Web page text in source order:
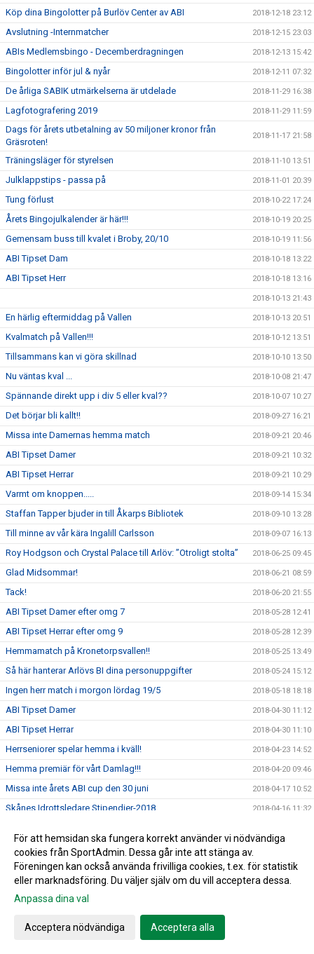
Köp dina Bingolotter på Burlöv Center av ABI 2018-12-18 23:12
Avslutning -Internmatcher 2018-12-15 23:03
ABIs Medlemsbingo - Decemberdragningen 2018-12-13 15:42
Bingolotter inför jul & nyår 2018-12-11 07:32
De årliga SABIK utmärkelserna är utdelade 2018-11-29 16:38
Lagfotografering 2019 2018-11-29 11:59
Dags för årets utbetalning av 50 miljoner kronor från
Gräsroten!
2018-11-17 21:58
Träningsläger för styrelsen 2018-11-10 13:51
Julklappstips - passa på 2018-11-01 20:39
Tung förlust 2018-10-22 17:24
Årets Bingojulkalender är här!!! 2018-10-19 20:25
Gemensam buss till kvalet i Broby, 20/10 2018-10-19 11:56
ABI Tipset Dam 2018-10-18 13:22
ABI Tipset Herr 2018-10-18 13:16
2018-10-13 21:43
En härlig eftermiddag på Vallen 2018-10-13 20:51
Kvalmatch på Vallen!!! 2018-10-12 13:51
Tillsammans kan vi göra skillnad 2018-10-10 13:50
Nu väntas kval ... 2018-10-08 21:47
Spännande direkt upp i div 5 eller kval?? 2018-10-07 10:27
Det börjar bli kallt!! 2018-09-27 16:21
Missa inte Damernas hemma match 2018-09-21 20:46
ABI Tipset Damer 2018-09-21 10:32
ABI Tipset Herrar 2018-09-21 10:29
Varmt om knoppen..... 2018-09-14 15:34
Staffan Tapper bjuder in till Åkarps Bibliotek 2018-09-10 13:28
Till minne av vår kära Ingalill Carlsson 2018-09-07 16:13
Roy Hodgson och Crystal Palace till Arlöv: ”Otroligt stolta” 2018-06-25 09:45
Glad Midsommar! 2018-06-21 08:59
Tack! 2018-06-20 21:55
ABI Tipset Damer efter omg 7 2018-05-28 12:41
ABI Tipset Herrar efter omg 9 2018-05-28 12:39
Hemmamatch på Kronetorpsvallen!! 2018-05-25 13:49
Så här hanterar Arlövs BI dina personuppgifter 2018-05-24 15:12
Ingen herr match i morgon lördag 19/5 2018-05-18 18:18
ABI Tipset Damer 2018-04-30 11:12
ABI Tipset Herrar 2018-04-30 11:10
Herrseniorer spelar hemma i kväll! 2018-04-23 14:52
Hemma premiär för vårt Damlag!!! 2018-04-20 09:46
Missa inte årets ABI cup den 30 juni 2018-04-17 10:52
Skånes Idrottsledare Stipendier-2018 2018-04-16 11:32
Ett rykande färskt ABI blad....
Jim Ringgenberg – ABI:s nytillsatta ungdomskoordinator. 2018-04-04 16:00
Påminnelse - avgift 2018 2018-03-28 14:34
Glöm inte ställa fram klockan ikväll!!!
Arlövs BI - Ravelli
För att hemsidan ska fungera korrekt använder vi nödvändiga
cookies från SportAdmin. Dessa går inte att stänga av.
Föreningen kan också använda frivilliga cookies, t.ex. för statistik
eller marknadsföring. Du väljer själv om du vill acceptera dessa.
Anpassa dina val
Acceptera nödvändiga Acceptera alla